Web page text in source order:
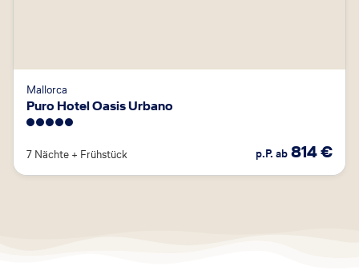
Mallorca
Puro Hotel Oasis Urbano
7 Nächte + Frühstück p.P. ab 814€